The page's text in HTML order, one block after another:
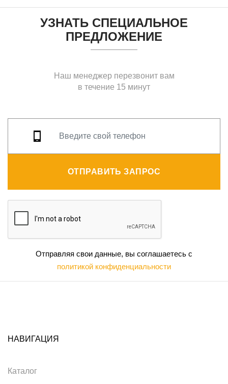
УЗНАТЬ СПЕЦИАЛЬНОЕ
ПРЕДЛОЖЕНИЕ
Наш менеджер перезвонит вам
в течение 15 минут
ОТПРАВИТЬ ЗАПРОС
Отправляя свои данные, вы соглашаетесь с
политикой конфиденциальности
НАВИГАЦИЯ
Каталог